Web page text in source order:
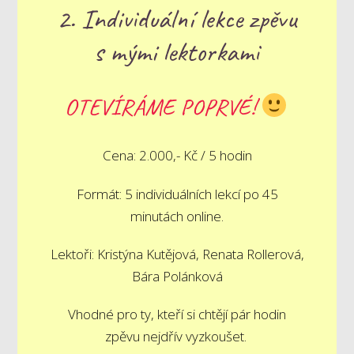
2. Individuální lekce zpěvu
s mými lektorkami
OTEVÍRÁME POPRVÉ!
Cena: 2.000,- Kč / 5 hodin
Formát: 5 individuálních lekcí po 45
minutách online.
Lektoři: Kristýna Kutějová, Renata Rollerová,
Bára Polánková
Vhodné pro ty, kteří si chtějí pár hodin
zpěvu nejdřív vyzkoušet.